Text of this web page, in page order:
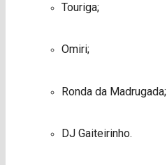
Touriga;
Omiri;
Ronda da Madrugada;
DJ Gaiteirinho.